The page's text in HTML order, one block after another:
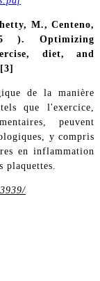
M., Centeno,
). Optimizing
diet, and
de la manière
que l'exercice,
peuvent
y compris
en inflammation